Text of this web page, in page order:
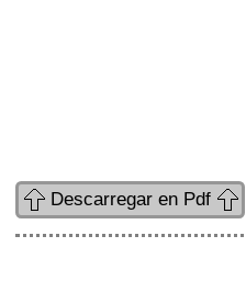
Descarregar en Pdf